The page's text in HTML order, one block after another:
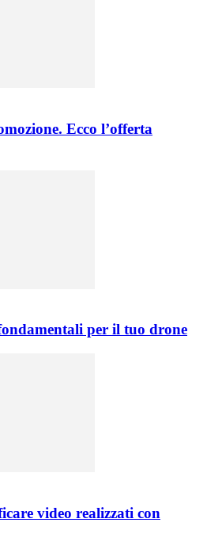
Ecco l’offerta
per il tuo drone
video realizzati con